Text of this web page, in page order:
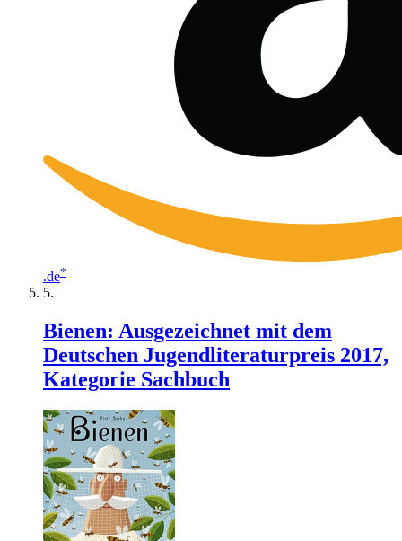
.de*
Bienen: Ausgezeichnet mit dem
Deutschen Jugendliteraturpreis 2017,
Kategorie Sachbuch